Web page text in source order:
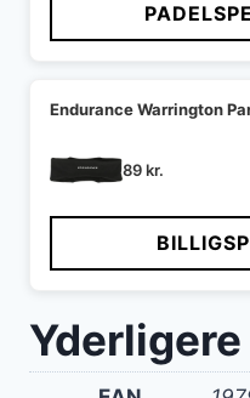
Endurance Warrington
89kr.